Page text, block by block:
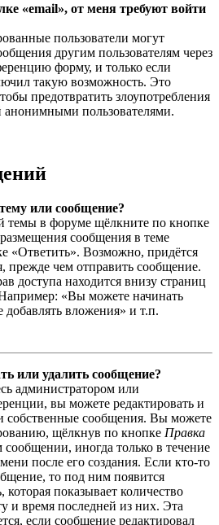
«email», от меня требуют войти
пользователи могут
другим пользователям через
форму, и только если
такую возможность. Это
предотвратить злоупотребления
анонимными пользователями.
или сообщение?
темы в форуме щёлкните по кнопке
сообщения в теме
«Ответить». Возможно, придётся
прежде чем отправить сообщение.
доступа находится внизу страниц
«Вы можете начинать
вложения» и т.п.
или удалить сообщение?
администратором или
вы можете редактировать и
собственные сообщения. Вы можете
щёлкнув по кнопке Правка
иногда только в течение
после его создания. Если кто-то
то под ним появится
которая показывает количество
и время последней из них. Эта
если сообщение редактировал